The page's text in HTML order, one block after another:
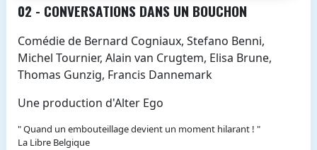
02 - CONVERSATIONS DANS UN BOUCHON
Comédie de Bernard Cogniaux, Stefano Benni,
Michel Tournier, Alain van Crugtem, Elisa Brune,
Thomas Gunzig, Francis Dannemark
Une production d'Alter Ego
" Quand un embouteillage devient un moment hilarant ! "
La Libre Belgique